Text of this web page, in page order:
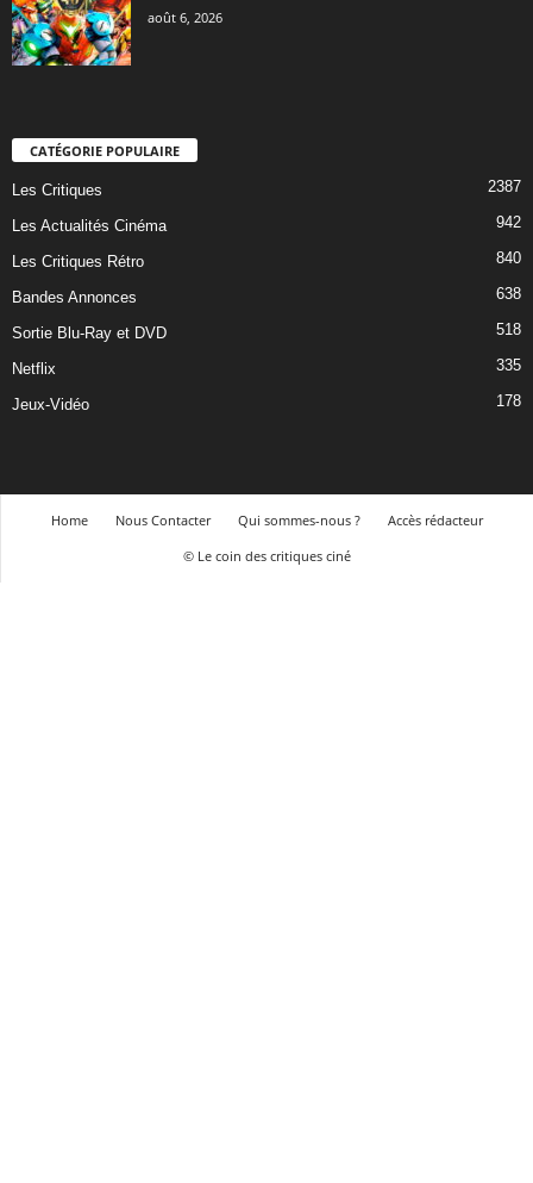
août 6, 2026
CATÉGORIE POPULAIRE
Les Critiques 2387
Les Actualités Cinéma 942
Les Critiques Rétro 840
Bandes Annonces 638
Sortie Blu-Ray et DVD 518
Netflix 335
Jeux-Vidéo 178
Home Nous Contacter Qui sommes-nous ?
Accès rédacteur
© Le coin des critiques ciné